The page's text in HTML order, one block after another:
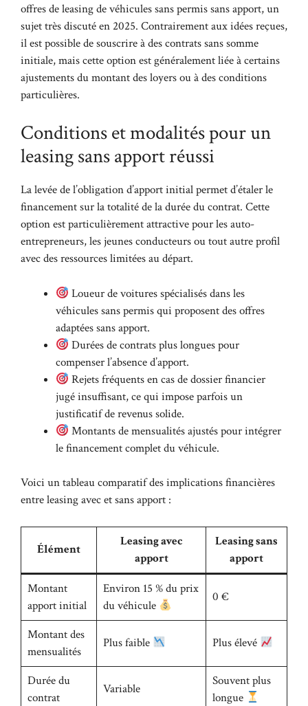
offres de leasing de véhicules sans permis sans apport, un
sujet très discuté en 2025. Contrairement aux idées reçues,
il est possible de souscrire à des contrats sans somme
initiale, mais cette option est généralement liée à certains
ajustements du montant des loyers ou à des conditions
particulières.
Conditions et modalités pour un
leasing sans apport réussi
La levée de l’obligation d’apport initial permet d’étaler le
financement sur la totalité de la durée du contrat. Cette
option est particulièrement attractive pour les auto-
entrepreneurs, les jeunes conducteurs ou tout autre profil
avec des ressources limitées au départ.
Loueur de voitures spécialisés dans les
véhicules sans permis qui proposent des offres
adaptées sans apport.
Durées de contrats plus longues pour
compenser l’absence d’apport.
Rejets fréquents en cas de dossier financier
jugé insuffisant, ce qui impose parfois un
justificatif de revenus solide.
Montants de mensualités ajustés pour intégrer
le financement complet du véhicule.
Voici un tableau comparatif des implications financières
entre leasing avec et sans apport :
Élément
Leasing avec
apport
Leasing sans
apport
Montant
apport initial
Environ 15 % du prix
du véhicule
0 €
Montant des
mensualités
Plus faible Plus élevé
Durée du
contrat
Variable
Souvent plus
longue